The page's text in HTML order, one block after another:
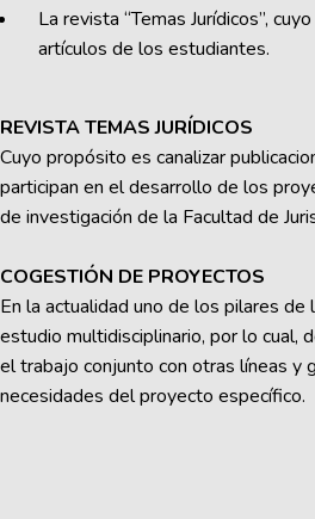
La revista “Temas Jurídicos”,
artículos de los estudiantes.
REVISTA TEMAS JURÍDICOS
Cuyo propósito es canalizar
participan en el desarrollo de los
de investigación de la Facultad de
COGESTIÓN DE PROYECTOS
En la actualidad uno de los pilares de
estudio multidisciplinario, por lo cual,
el trabajo conjunto con otras líneas y
necesidades del proyecto específico.